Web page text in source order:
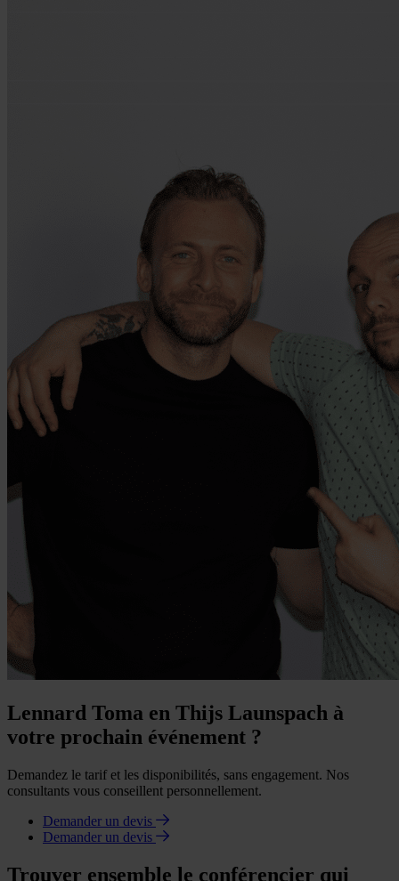
Lennard Toma en Thijs Launspach à
votre prochain événement ?
Demandez le tarif et les disponibilités, sans engagement. Nos
consultants vous conseillent personnellement.
Demander un devis
Demander un devis
Trouver ensemble le conférencier qui